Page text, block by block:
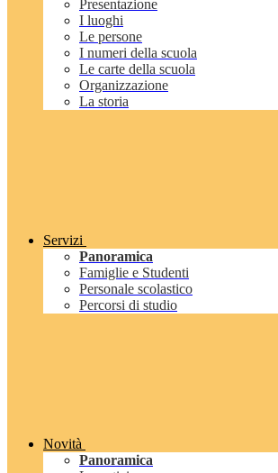
Presentazione
I luoghi
Le persone
I numeri della scuola
Le carte della scuola
Organizzazione
La storia
Servizi
Panoramica
Famiglie e Studenti
Personale scolastico
Percorsi di studio
Novità
Panoramica